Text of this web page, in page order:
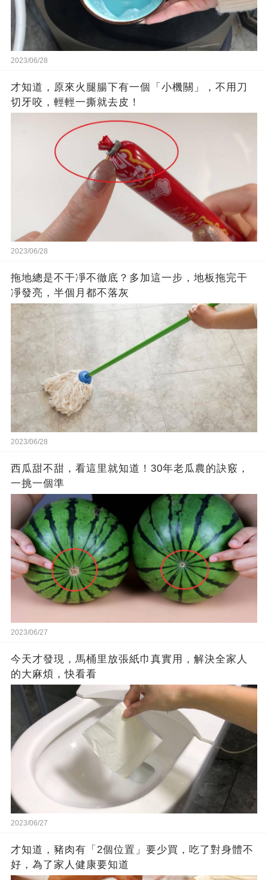
2023/06/28
才知道，原來火腿腸下有一個「小機關」，不用刀
切牙咬，輕輕一撕就去皮！
2023/06/28
拖地總是不干凈不徹底？多加這一步，地板拖完干
凈發亮，半個月都不落灰
2023/06/28
西瓜甜不甜，看這里就知道！30年老瓜農的訣竅，
一挑一個準
2023/06/27
今天才發現，馬桶里放張紙巾真實用，解決全家人
的大麻煩，快看看
2023/06/27
才知道，豬肉有「2個位置」要少買，吃了對身體不
好，為了家人健康要知道